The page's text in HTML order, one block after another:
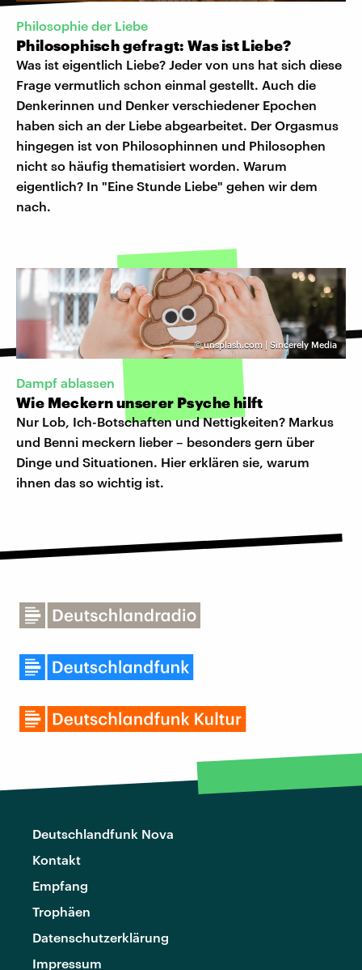
Philosophie der Liebe
Philosophisch gefragt: Was ist Liebe?
Was ist eigentlich Liebe? Jeder von uns hat sich diese
Frage vermutlich schon einmal gestellt. Auch die
Denkerinnen und Denker verschiedener Epochen
haben sich an der Liebe abgearbeitet. Der Orgasmus
hingegen ist von Philosophinnen und Philosophen
nicht so häufig thematisiert worden. Warum
eigentlich? In "Eine Stunde Liebe" gehen wir dem
nach.
©unsplash.com | Sincerely Media
Dampf ablassen
Wie Meckern unserer Psyche hilft
Nur Lob, Ich-Botschaften und Nettigkeiten? Markus
und Benni meckern lieber – besonders gern über
Dinge und Situationen. Hier erklären sie, warum
ihnen das so wichtig ist.
Deutschlandfunk Nova
Kontakt
Empfang
Trophäen
Datenschutzerklärung
Impressum